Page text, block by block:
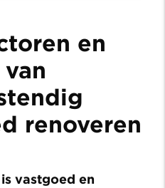
en
renoveren
is vastgoed en